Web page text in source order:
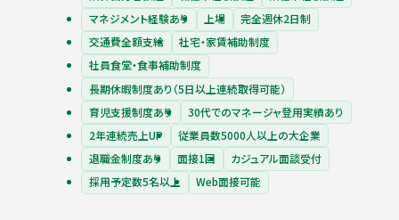
マネジメント経験あり
上場
完全週休2日制
交通費全額支給
社宅・家賃補助制度
社員食堂・食事補助制度
長期休暇制度あり（5日以上連続取得可能）
育児支援制度あり
30代でのマネージャ登用実績あり
2年連続売上UP
従業員数5000人以上の大企業
退職金制度あり
面接1回
カジュアル面談受付
採用予定数5名以上
Web面接可能